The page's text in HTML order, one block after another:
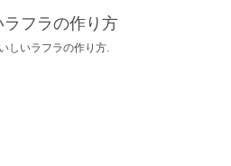
ラフラの作り方
しいラフラの作り方.